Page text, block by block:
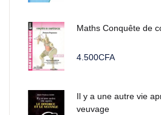
Maths Conquête de
4.500CFA
Il y a une autre vie
veuvage